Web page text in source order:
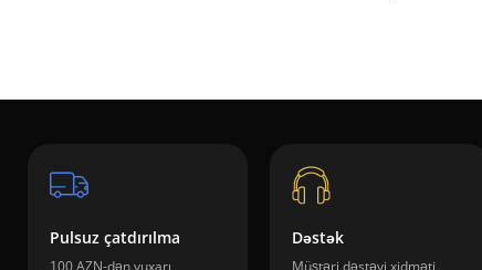
Pulsuz çatdırılma
100 AZN-dən yuxarı
Dəstək
Müştəri dəstəyi xidməti